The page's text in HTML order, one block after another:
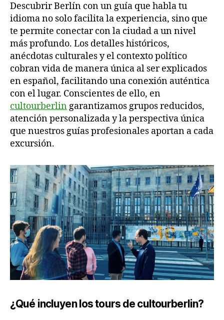
Descubrir Berlín con un guía que habla tu
idioma no solo facilita la experiencia, sino que
te permite conectar con la ciudad a un nivel
más profundo. Los detalles históricos,
anécdotas culturales y el contexto político
cobran vida de manera única al ser explicados
en español, facilitando una conexión auténtica
con el lugar. Conscientes de ello, en
cultourberlingarantizamos grupos reducidos,
atención personalizada y la perspectiva única
que nuestros guías profesionales aportan a cada
excursión.
¿Qué incluyen los tours de cultourberlin?